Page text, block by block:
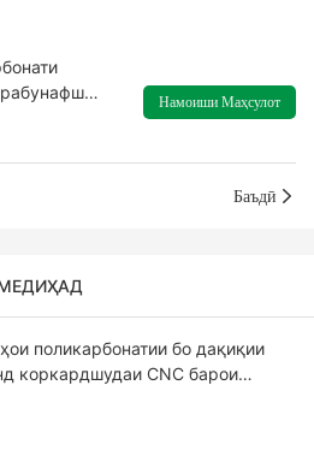
Намоиши Маҳсулот
Баъдӣ
поликарбонатии бо дақиқии
коркардшудаи CNC барои